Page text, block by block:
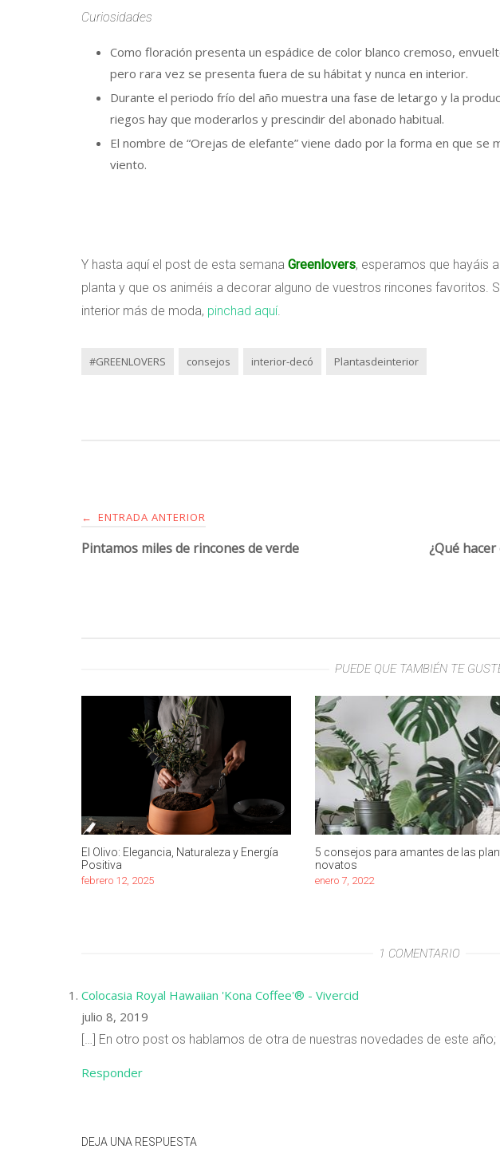
Curiosidades
Como floración presenta un espádice de color blanco cremoso,
pero rara vez se presenta fuera de su hábitat y nunca en interior.
Durante el periodo frío del año muestra una fase de letargo y la
riegos hay que moderarlos y prescindir del abonado habitual.
El nombre de “Orejas de elefante” viene dado por la forma en que se
viento.
Y hasta aquí el post de esta semana Greenlovers, esperamos que hayáis
planta y que os animéis a decorar alguno de vuestros rincones favoritos.
interior más de moda, pinchad aquí.
#GREENLOVERS consejos interior-decó Plantasdeinterior
← ENTRADA ANTERIOR
Pintamos miles de rincones de verde
¿Qué
PUEDE QUE TAMBIÉN TE
El Olivo: Elegancia, Naturaleza y Energía
Positiva
febrero 12, 2025
5 consejos para amantes de las
novatos
enero 7, 2022
1 COMENTARIO
Colocasia Royal Hawaiian 'Kona Coffee'® - Vivercid
julio 8, 2019
[…] En otro post os hablamos de otra de nuestras novedades de este año;
Responder
DEJA UNA RESPUESTA